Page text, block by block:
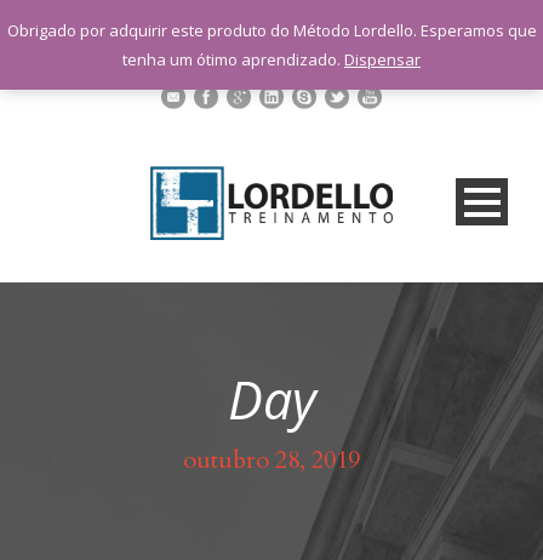
sac@lordellotreinamento.com.br
+55 11 9 1398-3091
Day
outubro 28, 2019
Obrigado por adquirir este produto do Método Lordello. Esperamos que
tenha um ótimo aprendizado. Dispensar